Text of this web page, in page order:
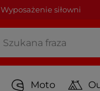
Wyposażenie siłowni
Moto